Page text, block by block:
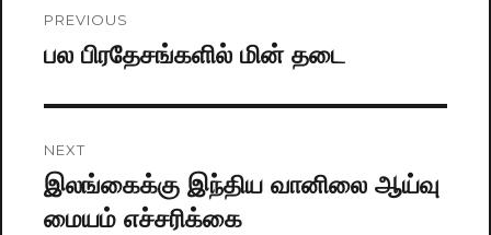
navigation
PREVIOUS
Previous
பல பிரதேசங்களில் மின் தடை
NEXT
Next
post:
இலங்கைக்கு இந்திய வானிலை ஆய்வு​
மையம் எச்சரிக்கை